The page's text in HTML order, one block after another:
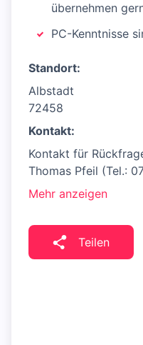
übernehmen
PC-Kenntnisse
Standort:
Albstadt
72458
Kontakt:
Kontakt für
Thomas Pfeil (Tel.:
Mehr anzeigen
Teilen